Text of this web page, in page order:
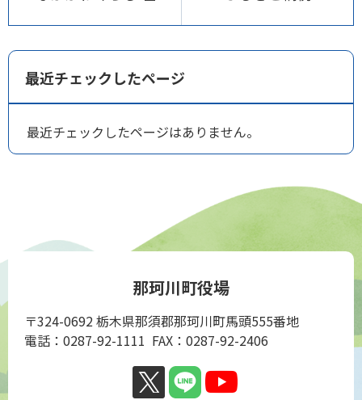
最近チェックしたページ
最近チェックしたページはありません。
那珂川町役場
〒324-0692 栃木県那須郡那珂川町馬頭555番地
電話：0287-92-1111 FAX：0287-92-2406